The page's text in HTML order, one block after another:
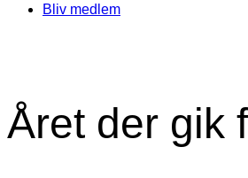
Bliv medlem
Året der gik